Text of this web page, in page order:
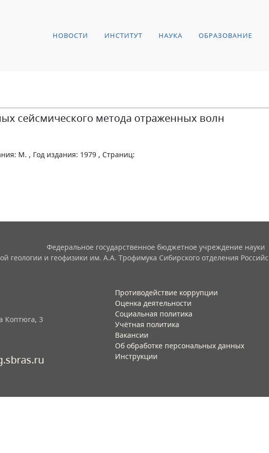
НОВОСТИ ИНСТИТУТ НАУКА ОБРАЗОВАНИЕ
сейсмического метода отраженных волн
М. , Год издания: 1979 , Страниц:
Федеральное государственное бюджетное учреждение науки
геологии и геофизики им. А.А. Трофимука Сибирского отделения
Коптюга, 3
Противодействие коррупции
Оценка деятельности
Социальная политика
Учётная политика​
Вакансии​
Об обработке персональных данных​
Инструкции​